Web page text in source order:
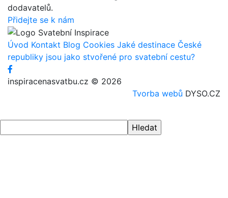
dodavatelů.
Přidejte se k nám
Úvod Kontakt Blog Cookies Jaké destinace České
republiky jsou jako stvořené pro svatební cestu?
inspiracenasvatbu.cz © 2026
Tvorba webů DYSO.CZ